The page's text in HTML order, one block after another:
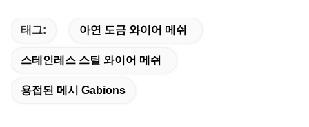
태그: 아연 도금 와이어 메쉬
스테인레스 스틸 와이어 메쉬
용접된 메시 Gabions